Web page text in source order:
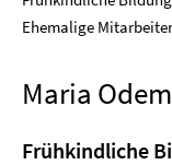
Ehemalige
Maria
Frühkindliche